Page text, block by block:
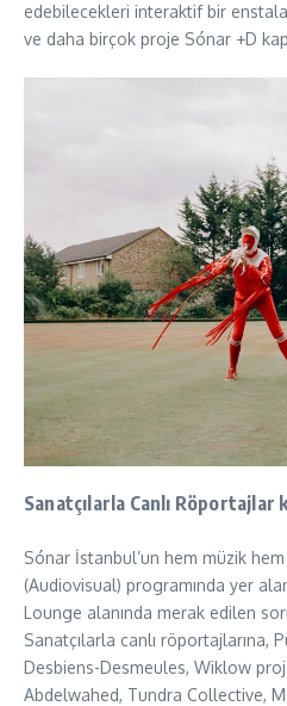
edebilecekleri interaktif bir
ve daha birçok proje Sónar +D
Sanatçılarla Canlı Röportajlar
Sónar İstanbul’un hem müzik
(Audiovisual) programında yer
Lounge alanında merak edilen
Sanatçılarla canlı röportajlarına,
Desbiens-Desmeules, Wiklow
Abdelwahed, Tundra Collective,